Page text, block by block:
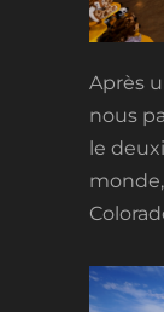
Après
nous
le